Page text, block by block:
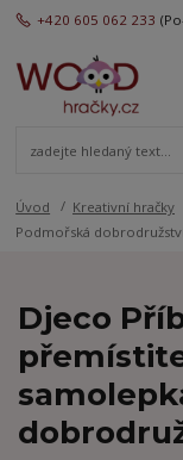
+420 605 062 233
Úvod Kreativní hračky
Podmořská
Djeco